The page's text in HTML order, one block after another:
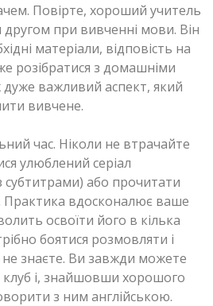
Повірте, хороший учитель
при вивченні мови. Він
матеріали, відповість на
розібратися з домашніми
важливий аспект, який
вивчене.
час. Ніколи не втрачайте
улюблений серіал
або прочитати
Практика вдосконалює ваше
освоїти його в кілька
боятися розмовляти і
знаєте. Ви завжди можете
клуб і, знайшовши хорошого
з ним англійською.